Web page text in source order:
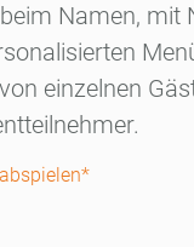
Namen, mit
einzelnen